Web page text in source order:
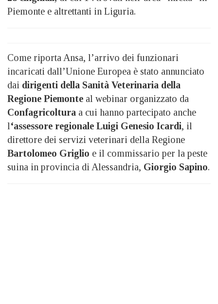
Piemonte e altrettanti in Liguria.
Come riporta Ansa, l’arrivo dei funzionari
incaricati dall’Unione Europea è stato annunciato
dai dirigenti della Sanità Veterinaria della
Regione Piemonte al webinar organizzato da
Confagricoltura a cui hanno partecipato anche
l‘assessore regionale Luigi Genesio Icardi, il
direttore dei servizi veterinari della Regione
Bartolomeo Griglio e il commissario per la peste
suina in provincia di Alessandria, Giorgio Sapino.